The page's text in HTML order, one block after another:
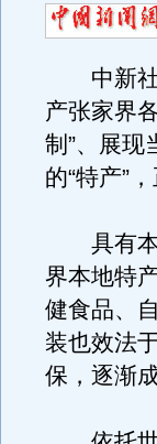
中新社
产张家界
制”、展现
的“特产”
具有本
界本地特
健食品、
装也效法
保，逐渐